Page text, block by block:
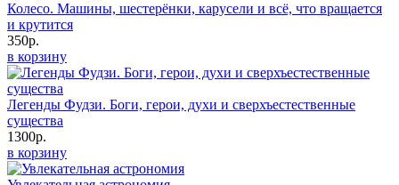
Колесо. Машины, шестерёнки, карусели и всё, что вращается
и крутится
350р.
в корзину
Легенды Фудзи. Боги, герои, духи и сверхъестественные
существа
1300р.
в корзину